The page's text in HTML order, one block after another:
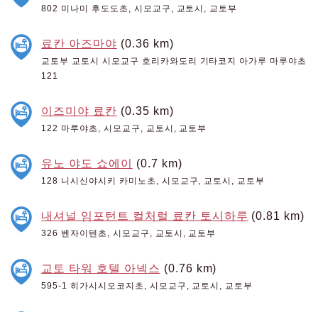
802 미나미 후도도초, 시모교구, 교토시, 교토부
료칸 아즈마야 (0.36 km)
교토부 교토시 시모교구 호리카와도리 기타코지 아가루 마루야초
121
이즈미야 료칸 (0.35 km)
122 마루야초, 시모교구, 교토시, 교토부
유노 야도 쇼에이 (0.7 km)
128 니시신야시키 카미노초, 시모교구, 교토시, 교토부
내셔널 임포턴트 컬처럴 료칸 토시하루 (0.81 km)
326 벤자이텐초, 시모교구, 교토시, 교토부
교토 타워 호텔 아넥스 (0.76 km)
595-1 히가시시오코지초, 시모교구, 교토시, 교토부